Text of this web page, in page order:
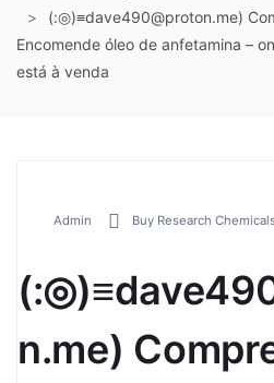
(:◎)≡dave490@proton.me)
Encomende óleo de anfetamina –
está à venda
Admin Buy Research
n.me)